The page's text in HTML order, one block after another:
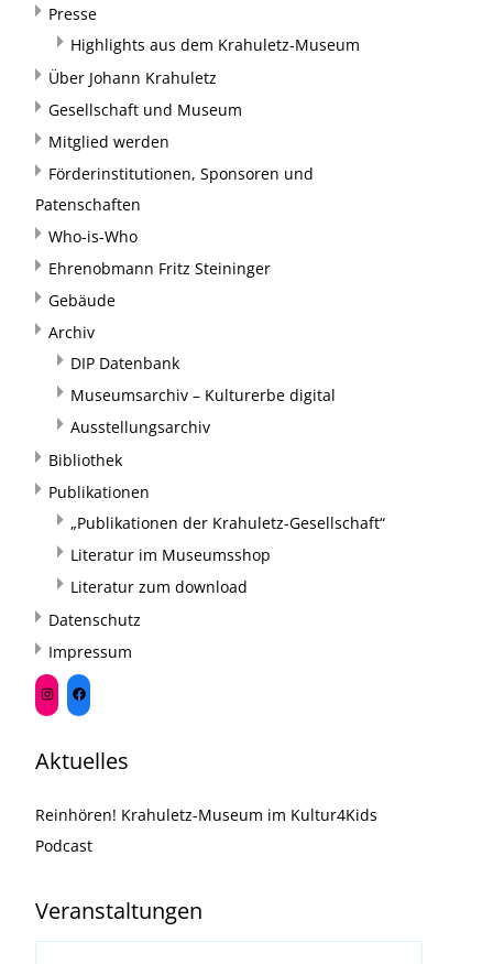
Presse
Highlights aus dem Krahuletz-Museum
Über Johann Krahuletz
Gesellschaft und Museum
Mitglied werden
Förderinstitutionen, Sponsoren und
Patenschaften
Who-is-Who
Ehrenobmann Fritz Steininger
Gebäude
Archiv
DIP Datenbank
Museumsarchiv – Kulturerbe digital
Ausstellungsarchiv
Bibliothek
Publikationen
„Publikationen der Krahuletz-Gesellschaft“
Literatur im Museumsshop
Literatur zum download
Datenschutz
Impressum
Aktuelles
Reinhören! Krahuletz-Museum im Kultur4Kids
Podcast
Veranstaltungen